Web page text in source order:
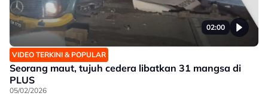
02:00
VIDEO TERKINI & POPULAR
Seorang maut, tujuh cedera libatkan 31 mangsa di
PLUS
05/02/2026